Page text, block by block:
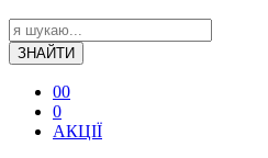
ЗНАЙТИ
00
0
АКЦІЇ